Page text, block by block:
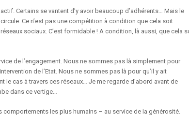
Certains se vantent d’y avoir beaucoup d’adhérents… Mais le
Ce n’est pas une compétition à condition que cela soit
sociaux. C’est formidable ! A condition, là aussi, que cela
de l’engagement. Nous ne sommes pas là simplement pour
de l’Etat. Nous ne sommes pas là pour qu’il y ait
le cas à travers ces réseaux… Je me regarde d’abord avant de
dans ce vertige…
les plus humains – au service de la générosité.